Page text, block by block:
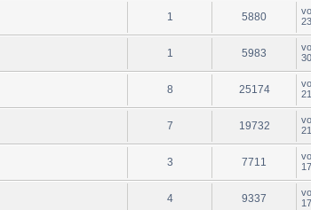
1 5880
1 5983
8 25174
7 19732
3 7711
4 9337